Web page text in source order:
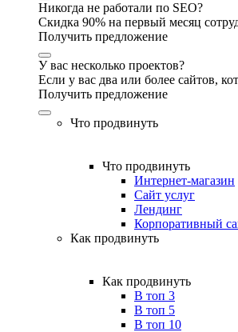
Никогда не работали по SEO?
Скидка 90% на первый месяц
Получить предложение
У вас несколько проектов?
Если у вас два или более сайтов,
Получить предложение
Что продвинуть
Что продвинуть
Интернет-магазин
Сайт услуг
Лендинг
Корпоративный
Как продвинуть
Как продвинуть
В топ 3
В топ 5
В топ 10